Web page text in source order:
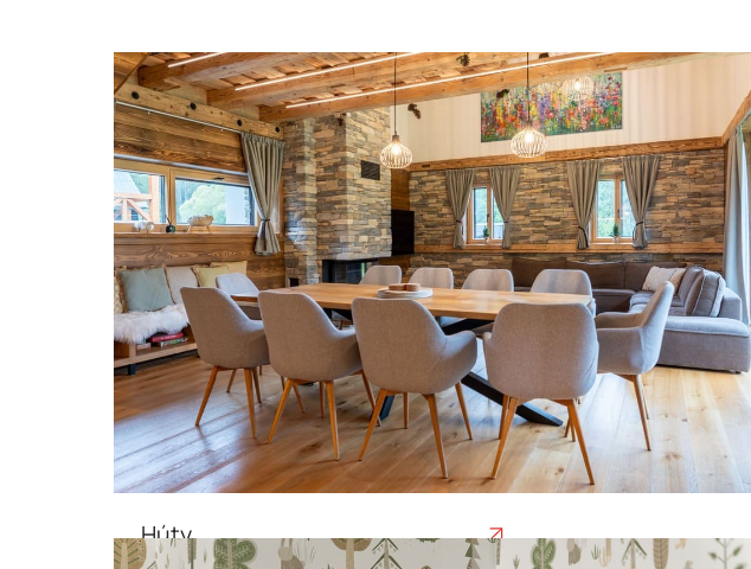
Húty
Architekturálny a prírodný kameň